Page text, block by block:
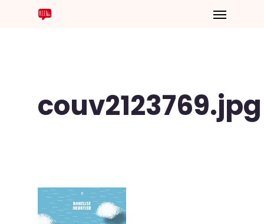
couv2123769.jpg